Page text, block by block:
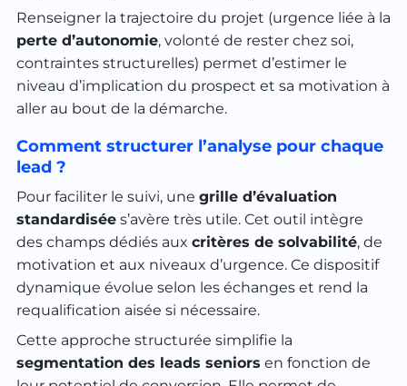
Renseigner la trajectoire du projet (urgence liée à la
perte d’autonomie, volonté de rester chez soi,
contraintes structurelles) permet d’estimer le
niveau d’implication du prospect et sa motivation à
aller au bout de la démarche.
Comment structurer l’analyse pour chaque
lead ?
Pour faciliter le suivi, une grille d’évaluation
standardisées’avère très utile. Cet outil intègre
des champs dédiés aux critères de solvabilité, de
motivation et aux niveaux d’urgence. Ce dispositif
dynamique évolue selon les échanges et rend la
requalification aisée si nécessaire.
Cette approche structurée simplifie la
segmentation des leads seniors en fonction de